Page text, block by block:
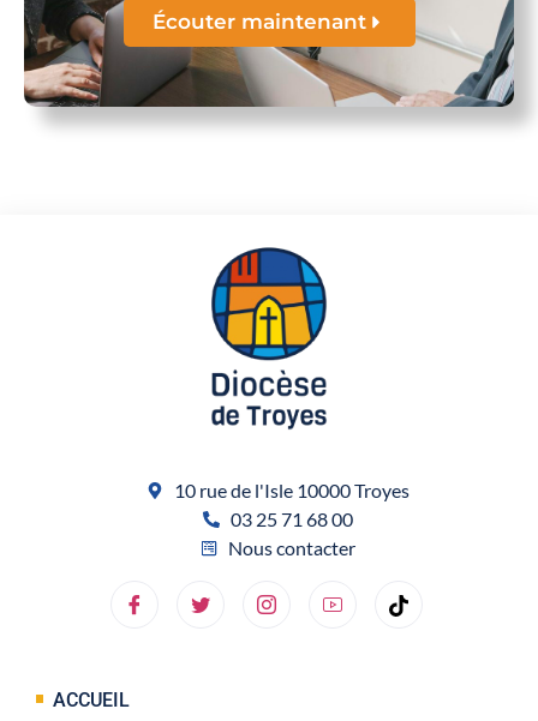
Écouter maintenant
10 rue de l'Isle 10000 Troyes
03 25 71 68 00
Nous contacter
ACCUEIL